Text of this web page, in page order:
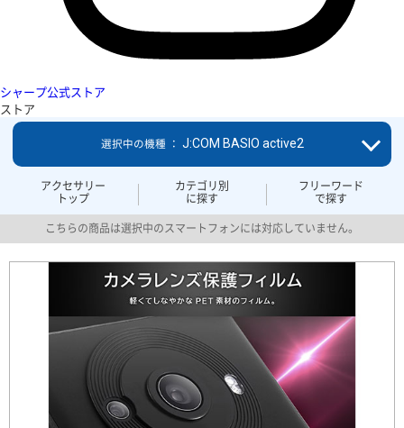
シャープ公式ストア
ストア
アクセサリー
トップ
カテゴリ別
に探す
フリーワード
で探す
選択中の機種 ： J:COM BASIO active2
こちらの商品は選択中のスマートフォンには対応していません。